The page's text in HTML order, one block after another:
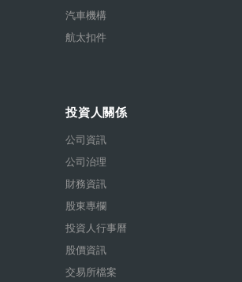
汽車機構
航太扣件
投資人關係
公司資訊
公司治理
財務資訊
股東專欄
投資人行事曆
股價資訊
交易所檔案